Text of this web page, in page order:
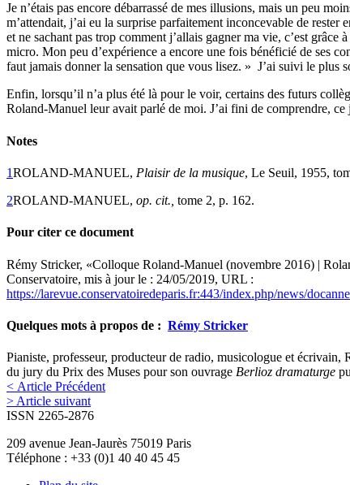
Je n’étais pas encore débarrassé de mes illusions, mais un peu
m’attendait, j’ai eu la surprise parfaitement inconcevable de
et ne sachant pas trop comment j’allais gagner ma vie, c’est
micro. Mon peu d’expérience a encore une fois bénéficié de ses
faut jamais donner la sensation que vous lisez. » J’ai suivi le plus
Enfin, lorsqu’il n’a plus été là pour le voir, certains des futurs
Roland-Manuel leur avait parlé de moi. J’ai fini de comprendre, ce
Notes
1ROLAND-MANUEL, Plaisir de la musique, Le Seuil, 1955,
2ROLAND-MANUEL, op. cit., tome 2, p. 162.
Pour citer ce document
Rémy Stricker, «Colloque Roland-Manuel (novembre 2016) |
Conservatoire, mis à jour le : 24/05/2019, URL :
https://larevue.conservatoiredeparis.fr:443/index.php/news/
Quelques mots à propos de : Rémy Stricker
Pianiste, professeur, producteur de radio, musicologue et
du jury du Prix des Muses pour son ouvrage Berlioz dramaturge
< Article Précédent
> Article suivant
ISSN 2265-2876
209 avenue Jean-Jaurès 75019 Paris
Téléphone : +33 (0)1 40 40 45 45